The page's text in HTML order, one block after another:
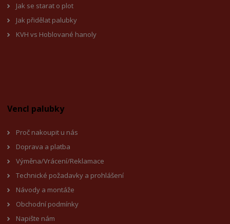
Jak se starat o plot
Jak přidělat palubky
KVH vs Hoblované hanoly
Vencl palubky
Proč nakoupit u nás
Doprava a platba
Výměna/Vrácení/Reklamace
Technické požadavky a prohlášení
Návody a montáže
Obchodní podmínky
Napište nám